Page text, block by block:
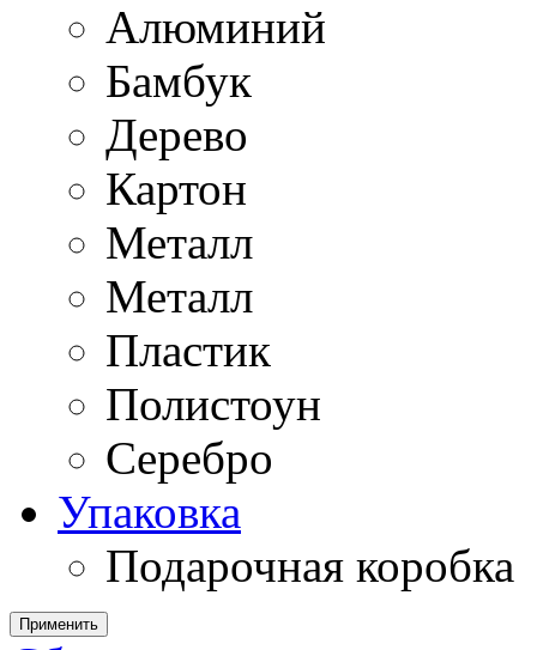
Алюминий
Бамбук
Дерево
Картон
Металл
Металл
Пластик
Полистоун
Серебро
Упаковка
Подарочная коробка
Применить